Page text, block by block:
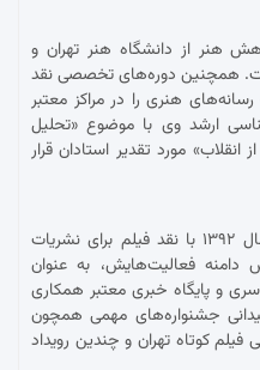
هنر از دانشگاه هنر تهران و
همچنین دوره‌های تخصصی نقد
هنری را در مراکز معتبر
ارشد وی با موضوع «تحلیل
مورد تقدیر استادان قرار
صباحی فعالیت حرفه‌ای خود را از سال ۱۳۹۲ با نقد فیلم برای نشریات
فعالیت‌هایش، به عنوان
و پایگاه خبری معتبر همکاری
جشنواره‌های مهمی همچون
فیلم کوتاه تهران و چندین رویداد